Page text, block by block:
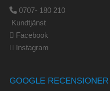
0707- 180 210
Kundtjänst
Facebook
Instagram
GOOGLE RECENSIONER